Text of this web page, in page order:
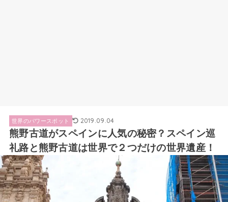
世界のパワースポット 2019.09.04
熊野古道がスペインに人気の秘密？スペイン巡
礼路と熊野古道は世界で２つだけの世界遺産！